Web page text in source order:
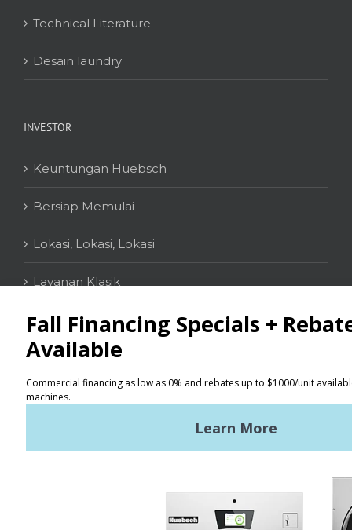
Technical Literature
Desain laundry
INVESTOR
Keuntungan Huebsch
Bersiap Memulai
Lokasi, Lokasi, Lokasi
Layanan Klasik
KONTAK
Penemu Lokasi